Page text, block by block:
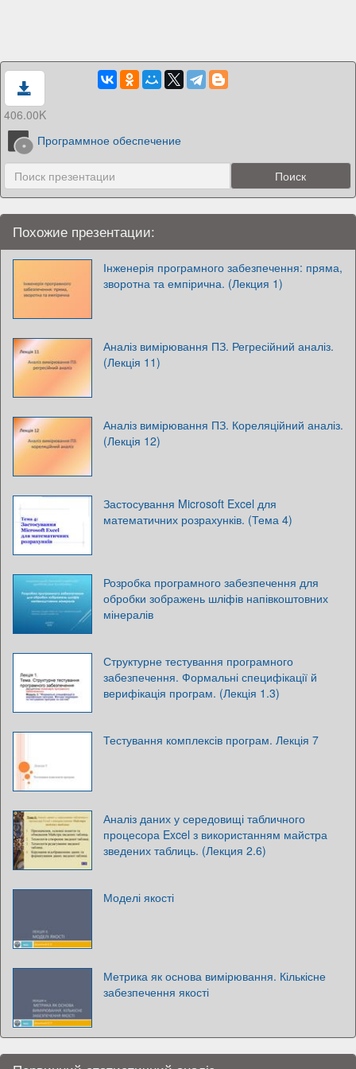
406.00K
Программное обеспечение
Похожие презентации:
Інженерія програмного забезпечення: пряма,
зворотна та емпірична. (Лекция 1)
Аналіз вимірювання ПЗ. Регресійний аналіз.
(Лекція 11)
Аналіз вимірювання ПЗ. Кореляційний аналіз.
(Лекція 12)
Застосування Microsoft Excel для
математичних розрахунків. (Тема 4)
Розробка програмного забезпечення для
обробки зображень шліфів напівкоштовних
мінералів
Структурне тестування програмного
забезпечення. Формальні специфікації й
верифікація програм. (Лекція 1.3)
Тестування комплексів програм. Лекція 7
Аналіз даних у середовищі табличного
процесора Excel з використанням майстра
зведених таблиць. (Лекция 2.6)
Моделі якості
Метрика як основа вимірювання. Кількісне
забезпечення якості